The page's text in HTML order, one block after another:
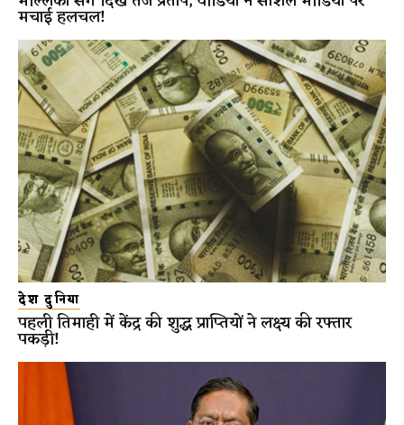
मचाई हलचल!
देश दुनिया
पहली तिमाही में केंद्र की शुद्ध प्राप्तियों ने लक्ष्य की रफ्तार
पकड़ी!